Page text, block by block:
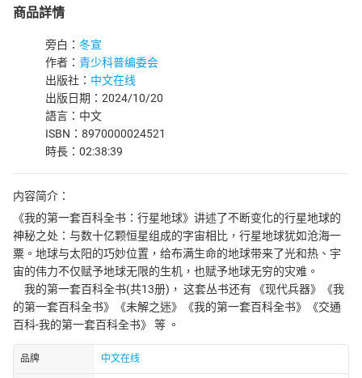
商品詳情
旁白： 冬宣
作者： 青少科普编委会
出版社： 中文在线
出版日期：2024/10/20
語言：中文
ISBN：8970000024521
時長：02:38:39
内容简介：
《我的第一套百科全书：行星地球》讲述了不断变化的行星地球的
神秘之处：与数十亿颗恒星组成的字宙相比，行星地球犹如沧海一
粟。地球与太阳的巧妙位置，给布满生命的地球带来了光和热、宇
宙的伟力不仅赋予地球无限的生机，也赋予地球无穷的灾难。
我的第一套百科全书(共13册)， 这套丛书还有 《现代兵器》《我
的第一套百科全书》《未解之迷》《我的第一套百科全书》《交通
百科-我的第一套百科全书》 等 。
品牌 中文在线